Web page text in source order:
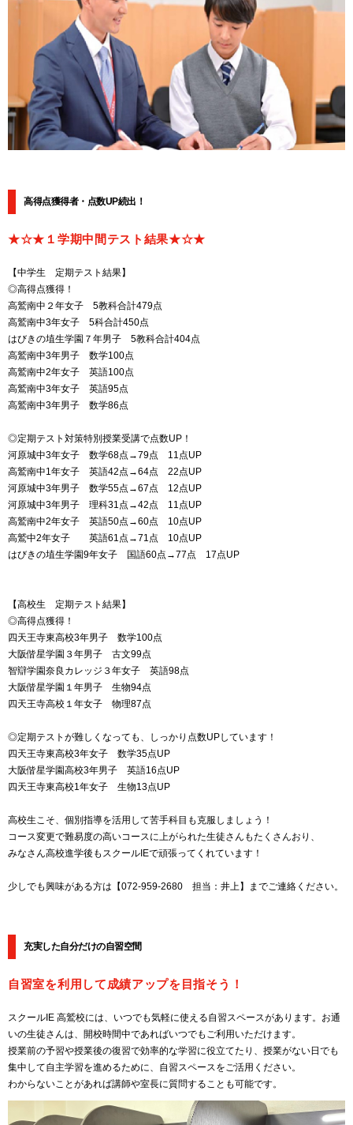
高得点獲得者・点数UP続出！
★☆★１学期中間テスト結果★☆★
【中学生 定期テスト結果】
◎高得点獲得！
高鷲南中２年女子 5教科合計479点
高鷲南中3年女子 5科合計450点
はびきの埴生学園７年男子 5教科合計404点
高鷲南中3年男子 数学100点
高鷲南中2年女子 英語100点
高鷲南中3年女子 英語95点
高鷲南中3年男子 数学86点
◎定期テスト対策特別授業受講で点数UP！
河原城中3年女子 数学68点→79点 11点UP
高鷲南中1年女子 英語42点→64点 22点UP
河原城中3年男子 数学55点→67点 12点UP
河原城中3年男子 理科31点→42点 11点UP
高鷲南中2年女子 英語50点→60点 10点UP
高鷲中2年女子 英語61点→71点 10点UP
はびきの埴生学園9年女子 国語60点→77点 17点UP
【高校生 定期テスト結果】
◎高得点獲得！
四天王寺東高校3年男子 数学100点
大阪偕星学園３年男子 古文99点
智辯学園奈良カレッジ３年女子 英語98点
大阪偕星学園１年男子 生物94点
四天王寺高校１年女子 物理87点
◎定期テストが難しくなっても、しっかり点数UPしています！
四天王寺東高校3年女子 数学35点UP
大阪偕星学園高校3年男子 英語16点UP
四天王寺東高校1年女子 生物13点UP
高校生こそ、個別指導を活用して苦手科目も克服しましょう！
コース変更で難易度の高いコースに上がられた生徒さんもたくさんおり、
みなさん高校進学後もスクールIEで頑張ってくれています！
少しでも興味がある方は【072-959-2680 担当：井上】までご連絡ください。
充実した自分だけの自習空間
自習室を利用して成績アップを目指そう！
スクールIE 高鷲校には、いつでも気軽に使える自習スペースがあります。お通
いの生徒さんは、開校時間中であればいつでもご利用いただけます。
授業前の予習や授業後の復習で効率的な学習に役立てたり、授業がない日でも
集中して自主学習を進めるために、自習スペースをご活用ください。
わからないことがあれば講師や室長に質問することも可能です。